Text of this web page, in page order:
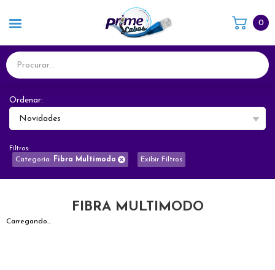
0
Ordenar:
Novidades
Filtros:
Categoria: Fibra Multimodo Exibir Filtros
FIBRA MULTIMODO
Carregando...